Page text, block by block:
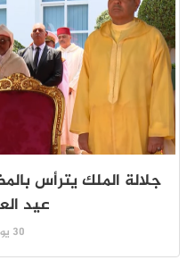
جلالة الملك يترأس
عيد
30 يوليو 2026